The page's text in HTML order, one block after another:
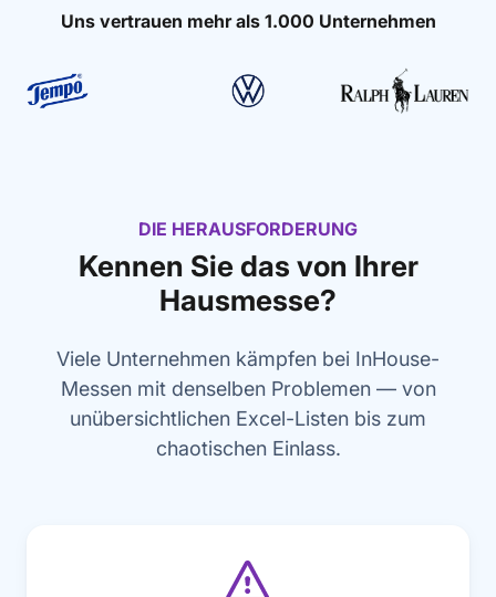
Uns vertrauen mehr als 1.000 Unternehmen
DIE HERAUSFORDERUNG
Kennen Sie das von Ihrer
Hausmesse?
Viele Unternehmen kämpfen bei InHouse-
Messen mit denselben Problemen — von
unübersichtlichen Excel-Listen bis zum
chaotischen Einlass.